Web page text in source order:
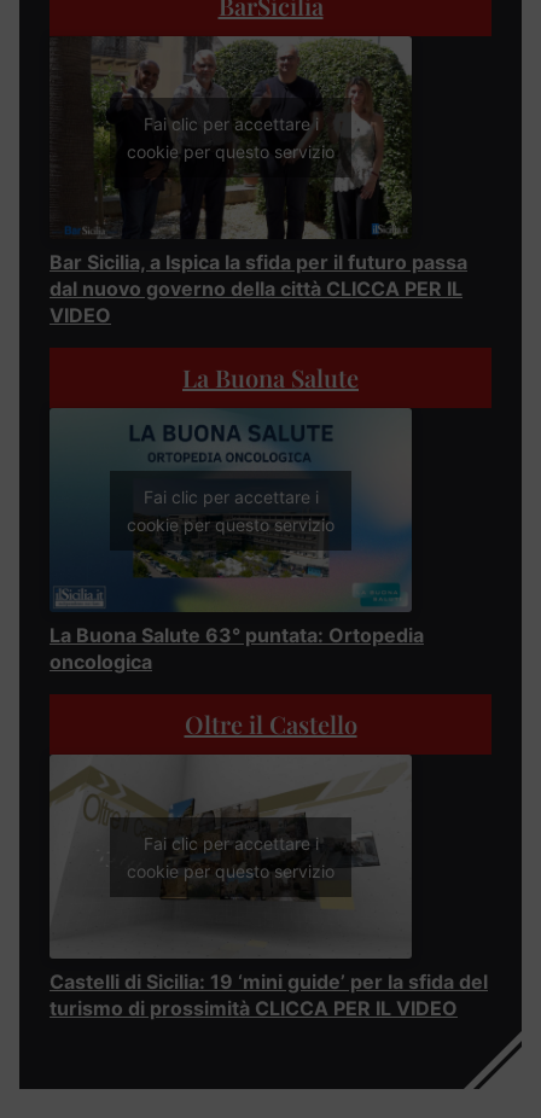
Fai clic per accettare i
cookie per questo servizio
Bar Sicilia, a Ispica la sfida per il futuro passa
dal nuovo governo della città CLICCA PER IL
VIDEO
La Buona Salute
Fai clic per accettare i
cookie per questo servizio
La Buona Salute 63° puntata: Ortopedia
oncologica
Oltre il Castello
Fai clic per accettare i
cookie per questo servizio
Castelli di Sicilia: 19 ‘mini guide’ per la sfida del
turismo di prossimità CLICCA PER IL VIDEO